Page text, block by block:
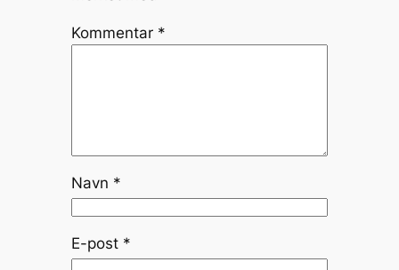
Kommentar *
Navn *
E-post *